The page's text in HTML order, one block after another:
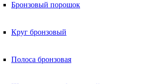
Бронзовый порошок
Круг бронзовый
Полоса бронзовая